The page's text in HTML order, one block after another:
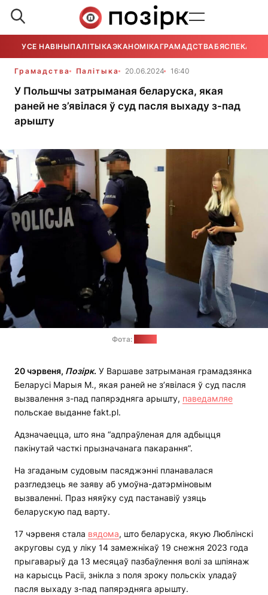
УСЕ НАВІНЫПАЛІТЫКАЭКАНОМІКАГРАМАДСТВАБЯСПЕКА
Грамадства Палітыка 20.06.2024 16:40
У Польшчы затрыманая беларуска, якая
раней не з’явілася ў суд пасля выхаду з-пад
арышту
Фота:
20 чэрвеня, Позірк. У Варшаве затрыманая грамадзянка
Беларусі Марыя М., якая раней не з’явілася ў суд пасля
вызвалення з-пад папярэдняга арышту, паведамляе
польскае выданне fakt.pl.
Адзначаецца, што яна “адпраўленая для адбыцця
пакінутай часткі прызначанага пакарання”.
На згаданым судовым пасяджэнні планавалася
разгледзець яе заяву аб умоўна-датэрміновым
вызваленні. Праз няяўку суд пастанавіў узяць
беларускую пад варту.
17 чэрвеня стала вядома, што беларуска, якую Люблінскі
акруговы суд у ліку 14 замежнікаў 19 снежня 2023 года
прыгаварыў да 13 месяцаў пазбаўлення волі за шпіянаж
на карысць Расіі, знікла з поля зроку польскіх уладаў
пасля выхаду з-пад папярэдняга арышту.